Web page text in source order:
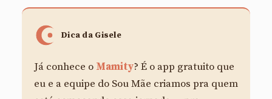
Dica da Gisele
Já conhece o Mamity? É o app gratuito que
eu e a equipe do Sou Mãe criamos pra quem